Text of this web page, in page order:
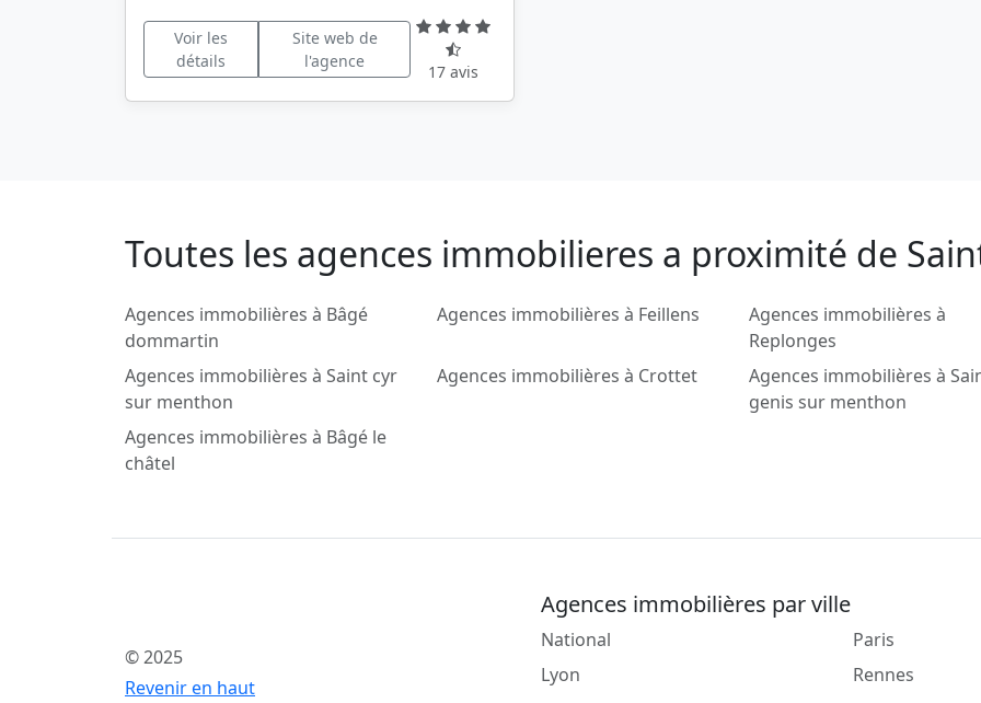
Voir les
détails
Site web de
l'agence
17 avis
Toutes les agences immobilieres a proximité de
Agences immobilières à Bâgé
dommartin
Agences immobilières à Feillens
Agences immobilières à
Replonges
Agences immobilières à Saint cyr
sur menthon
Agences immobilières à Crottet
Agences immobilières à
genis sur menthon
Agences immobilières à Bâgé le
châtel
© 2025
Revenir en haut
Agences immobilières par ville
National
Lyon
Paris
Rennes